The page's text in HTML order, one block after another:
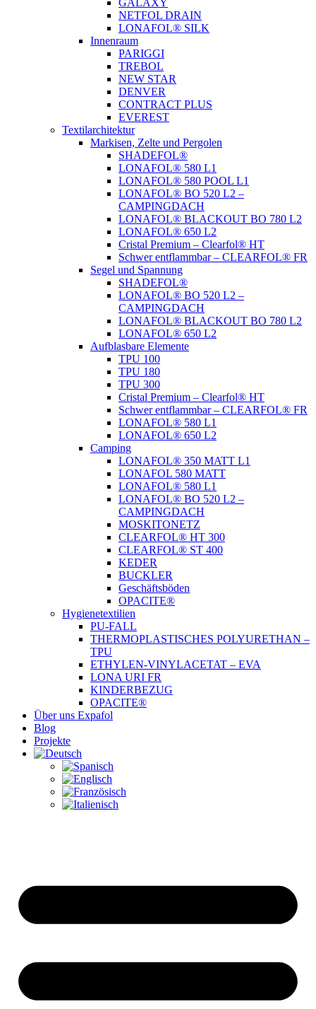
GALAXY
NETFOL DRAIN
LONAFOL® SILK
Innenraum
PARIGGI
TREBOL
NEW STAR
DENVER
CONTRACT PLUS
EVEREST
Textilarchitektur
Markisen, Zelte und Pergolen
SHADEFOL®
LONAFOL® 580 L1
LONAFOL® 580 POOL L1
LONAFOL® BO 520 L2 –
CAMPINGDACH
LONAFOL® BLACKOUT BO 780 L2
LONAFOL® 650 L2
Cristal Premium – Clearfol® HT
Schwer entflammbar – CLEARFOL® FR
Segel und Spannung
SHADEFOL®
LONAFOL® BO 520 L2 –
CAMPINGDACH
LONAFOL® BLACKOUT BO 780 L2
LONAFOL® 650 L2
Aufblasbare Elemente
TPU 100
TPU 180
TPU 300
Cristal Premium – Clearfol® HT
Schwer entflammbar – CLEARFOL® FR
LONAFOL® 580 L1
LONAFOL® 650 L2
Camping
LONAFOL® 350 MATT L1
LONAFOL 580 MATT
LONAFOL® 580 L1
LONAFOL® BO 520 L2 –
CAMPINGDACH
MOSKITONETZ
CLEARFOL® HT 300
CLEARFOL® ST 400
KEDER
BUCKLER
Geschäftsböden
OPACITE®
Hygienetextilien
PU-FALL
THERMOPLASTISCHES POLYURETHAN –
TPU
ETHYLEN-VINYLACETAT – EVA
LONA URI FR
KINDERBEZUG
OPACITE®
Über uns Expafol
Blog
Projekte